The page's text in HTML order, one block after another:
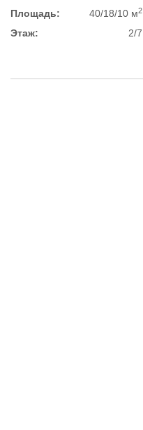
Площадь:
40/18/10 м2
Этаж: 2/7